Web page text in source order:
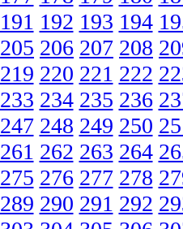
191 192 193 194
205 206 207 208
219 220 221 222
233 234 235 236
247 248 249 250
261 262 263 264
275 276 277 278
289 290 291 292